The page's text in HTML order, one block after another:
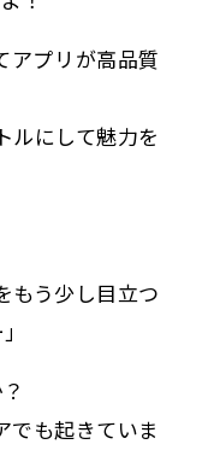
アプリが高品質
ルにして魅力を
もう少し目立つ
でも起きていま